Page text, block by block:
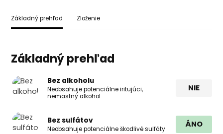
Základný prehľad Zloženie
Základný prehľad
Bez alkoholu
Neobsahuje potenciálne iritujúci,
nemastný alkohol
NIE
Bez sulfátov
Neobsahuje potenciálne škodlivé sulfáty
ÁNO